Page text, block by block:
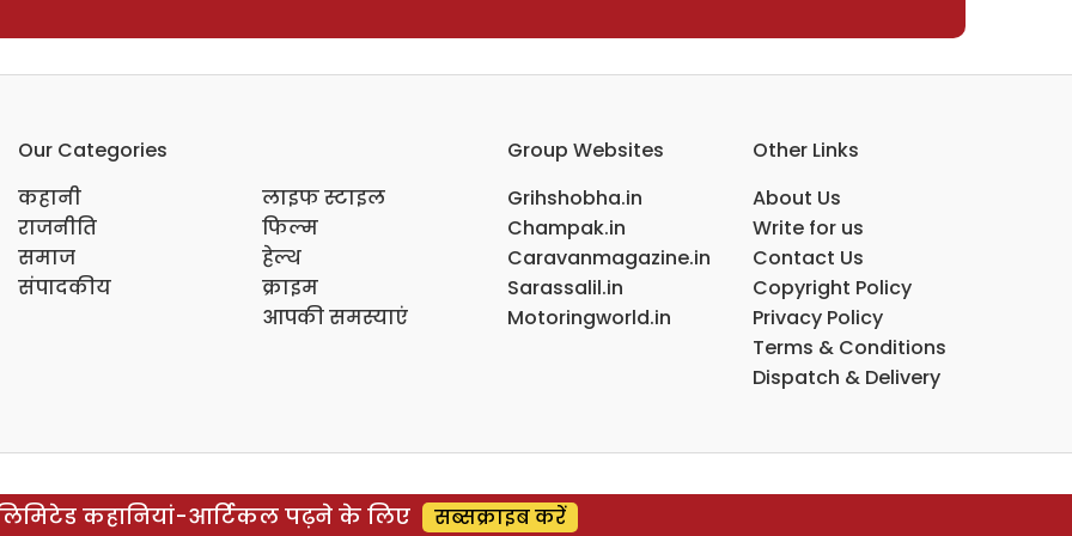
Our Categories
कहानी
राजनीति
समाज
संपादकीय
लाइफ स्टाइल
फिल्म
हेल्थ
क्राइम
आपकी समस्याएं
Group Websites
Grihshobha.in
Champak.in
Caravanmagazine.in
Sarassalil.in
Motoringworld.in
Other Links
About Us
Write for us
Contact Us
Copyright Policy
Privacy Policy
Terms & Conditions
Dispatch & Delivery
कहानियां-आर्टिकल पढ़ने के लिए सब्सक्राइब करें